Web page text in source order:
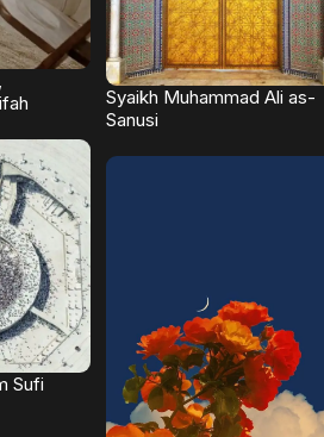
Syaikh Muhammad Ali as-
Sanusi
Sufi